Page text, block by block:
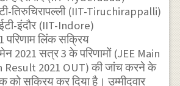
तिरुचिरापल्ली (IIT-Tiruchirappalli)
इंदौर (IIT-Indore)
परिणाम लिंक सक्रिय
2021 सत्र 3 के परिणामों (JEE Main
Result 2021 OUT) की जांच करने के
को सक्रिय कर दिया है। उम्मीदवार